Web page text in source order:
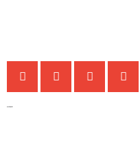
Siste nytt